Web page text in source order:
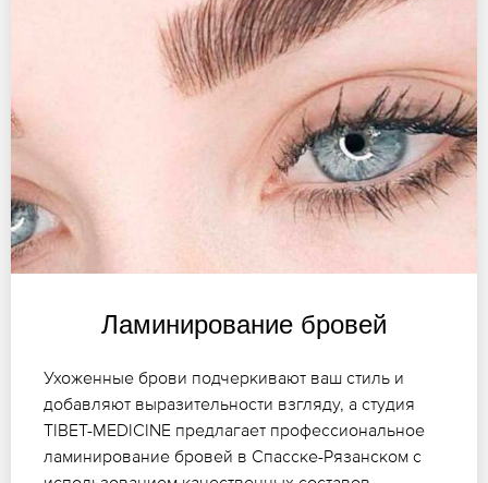
Ламинирование бровей
Ухоженные брови подчеркивают ваш стиль и
добавляют выразительности взгляду, а студия
TIBET-MEDICINE предлагает профессиональное
ламинирование бровей в Спасске-Рязанском с